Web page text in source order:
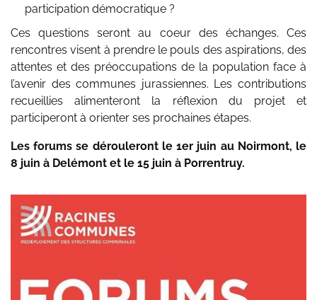
participation démocratique ?
Ces questions seront au coeur des échanges. Ces
rencontres visent à prendre le pouls des aspirations, des
attentes et des préoccupations de la population face à
l’avenir des communes jurassiennes. Les contributions
recueillies alimenteront la réflexion du projet et
participeront à orienter ses prochaines étapes.
Les forums se dérouleront le 1er juin au Noirmont, le
8 juin à Delémont et le 15 juin à Porrentruy.